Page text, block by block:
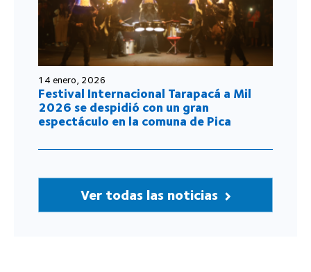
14 enero, 2026
Festival Internacional Tarapacá a Mil
2026 se despidió con un gran
espectáculo en la comuna de Pica
Ver todas las noticias